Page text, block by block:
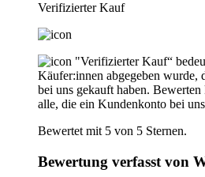
Verifizierter Kauf
"Verifizierter Kauf“
Käufer:innen abgegeben wurde,
bei uns gekauft haben.
alle, die ein Kundenkonto bei
Bewertet mit 5 von 5 Sternen.
Bewertung verfasst von